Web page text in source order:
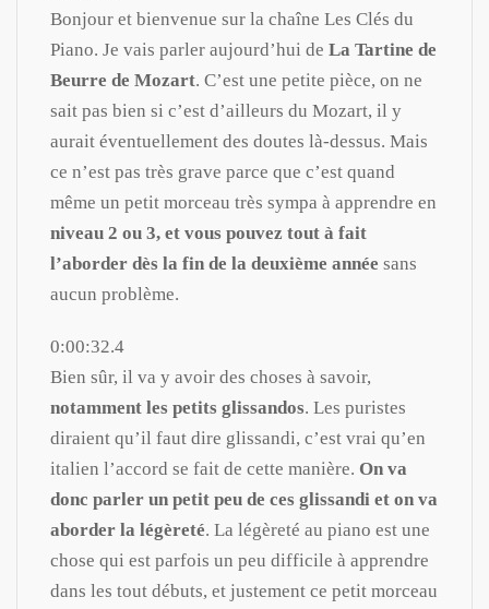
Bonjour et bienvenue sur la chaîne Les Clés du
Piano. Je vais parler aujourd’hui de La Tartine de
Beurre de Mozart. C’est une petite pièce, on ne
sait pas bien si c’est d’ailleurs du Mozart, il y
aurait éventuellement des doutes là-dessus. Mais
ce n’est pas très grave parce que c’est quand
même un petit morceau très sympa à apprendre en
niveau 2 ou 3, et vous pouvez tout à fait
l’aborder dès la fin de la deuxième année sans
aucun problème.
0:00:32.4
Bien sûr, il va y avoir des choses à savoir,
notamment les petits glissandos. Les puristes
diraient qu’il faut dire glissandi, c’est vrai qu’en
italien l’accord se fait de cette manière. On va
donc parler un petit peu de ces glissandi et on va
aborder la légèreté. La légèreté au piano est une
chose qui est parfois un peu difficile à apprendre
dans les tout débuts, et justement ce petit morceau